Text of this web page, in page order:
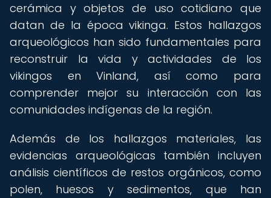
cerámica y objetos de uso cotidiano que
datan de la época vikinga. Estos hallazgos
arqueológicos han sido fundamentales para
reconstruir la vida y actividades de los
vikingos en Vinland, así como para
comprender mejor su interacción con las
comunidades indígenas de la región.
Además de los hallazgos materiales, las
evidencias arqueológicas también incluyen
análisis científicos de restos orgánicos, como
polen, huesos y sedimentos, que han